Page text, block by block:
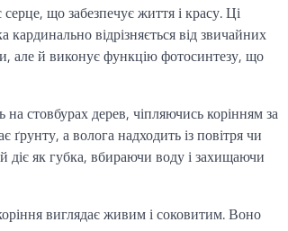
що забезпечує життя і красу. Ці
кардинально відрізняється від звичайних
але й виконує функцію фотосинтезу, що
стовбурах дерев, чіпляючись корінням за
а волога надходить із повітря чи
діє як губка, вбираючи воду і захищаючи
виглядає живим і соковитим. Воно